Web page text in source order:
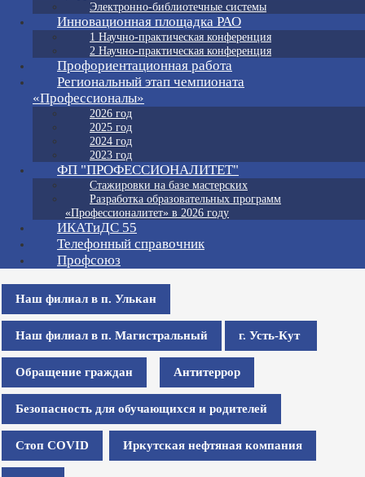
Электронно-библиотечные системы
Инновационная площадка РАО
1 Научно-практическая конференция
2 Научно-практическая конференция
Профориентационная работа
Региональный этап чемпионата
«Профессионалы»
2026 год
2025 год
2024 год
2023 год
ФП "ПРОФЕССИОНАЛИТЕТ"
Стажировки на базе мастерских
Разработка образовательных программ
«Профессионалитет» в 2026 году
ИКАТиДС 55
Телефонный справочник
Профсоюз
Наш филиал в п. Улькан
Наш филиал в п. Магистральный г. Усть-Кут
Обращение граждан Антитеррор
Безопасность для обучающихся и родителей
Стоп COVID Иркутская нефтяная компания